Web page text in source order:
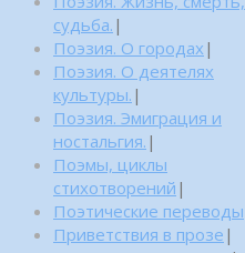
судьба. |
Поэзия. О городах |
Поэзия. О деятелях
культуры. |
Поэзия. Эмиграция и
ностальгия. |
Поэмы, циклы
стихотворений |
Поэтические переводы
Приветствия в прозе |